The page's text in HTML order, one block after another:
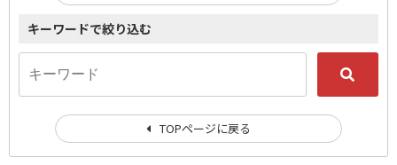
キーワードで絞り込む
TOPページに戻る